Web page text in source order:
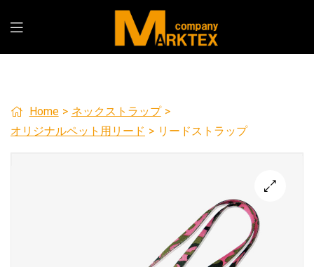
Home > ネックストラップ >
オリジナルペット用リード > リードストラップ